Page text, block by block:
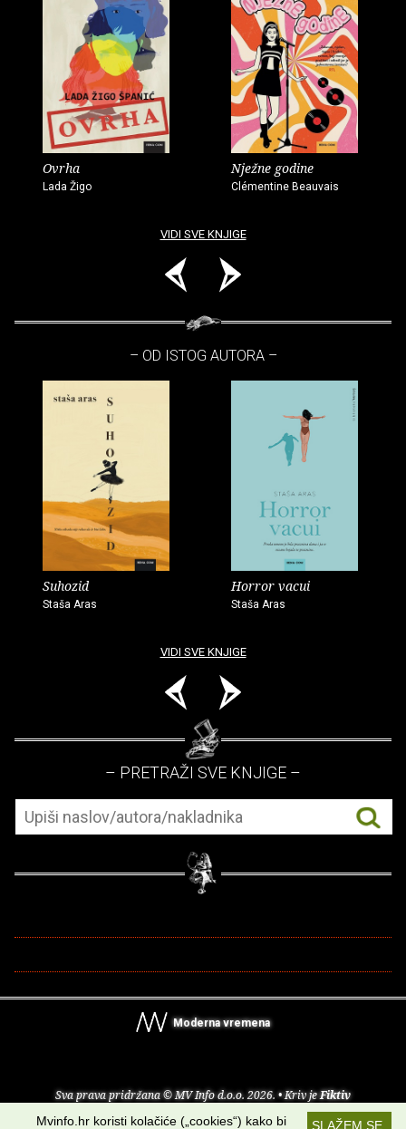
Ovrha
Lada Žigo
Nježne godine
Clémentine Beauvais
VIDI SVE KNJIGE
– OD ISTOG AUTORA –
Suhozid
Staša Aras
Horror vacui
Staša Aras
VIDI SVE KNJIGE
– PRETRAŽI SVE KNJIGE –
Moderna vremena
Sva prava pridržana © MV Info d.o.o. 2026. • Kriv jeFiktiv
SLAŽEM SE
Mvinfo.hr koristi kolačiće („cookies“) kako bi